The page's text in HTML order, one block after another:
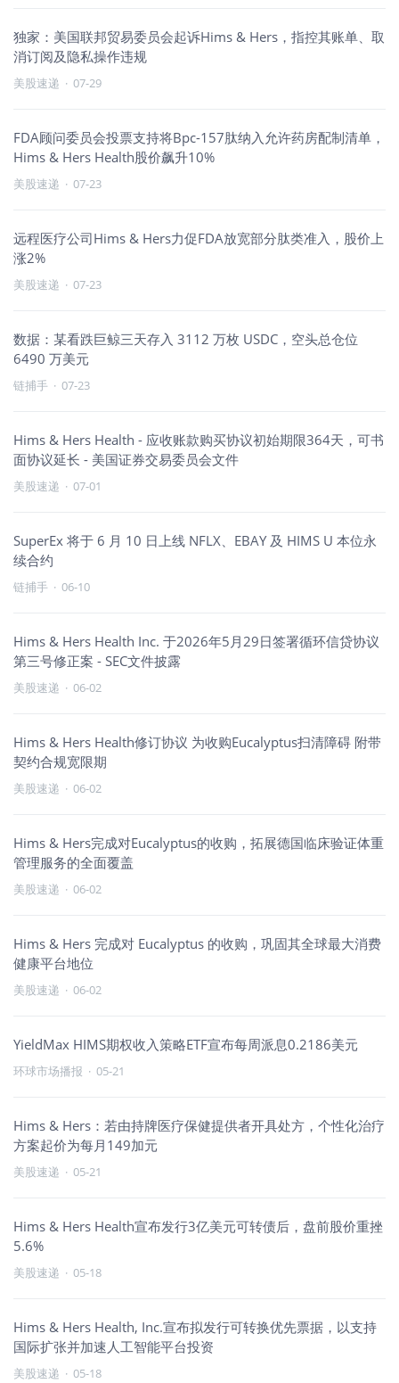
独家：美国联邦贸易委员会起诉Hims & Hers，指控其账单、取
消订阅及隐私操作违规
美股速递 · 07-29
FDA顾问委员会投票支持将Bpc-157肽纳入允许药房配制清单，
Hims & Hers Health股价飙升10%
美股速递 · 07-23
远程医疗公司Hims & Hers力促FDA放宽部分肽类准入，股价上
涨2%
美股速递 · 07-23
数据：某看跌巨鲸三天存入 3112 万枚 USDC，空头总仓位
6490 万美元
链捕手 · 07-23
Hims & Hers Health - 应收账款购买协议初始期限364天，可书
面协议延长 - 美国证券交易委员会文件
美股速递 · 07-01
SuperEx 将于 6 月 10 日上线 NFLX、EBAY 及 HIMS U 本位永
续合约
链捕手 · 06-10
Hims & Hers Health Inc. 于2026年5月29日签署循环信贷协议
第三号修正案 - SEC文件披露
美股速递 · 06-02
Hims & Hers Health修订协议 为收购Eucalyptus扫清障碍 附带
契约合规宽限期
美股速递 · 06-02
Hims & Hers完成对Eucalyptus的收购，拓展德国临床验证体重
管理服务的全面覆盖
美股速递 · 06-02
Hims & Hers 完成对 Eucalyptus 的收购，巩固其全球最大消费
健康平台地位
美股速递 · 06-02
YieldMax HIMS期权收入策略ETF宣布每周派息0.2186美元
环球市场播报 · 05-21
Hims & Hers：若由持牌医疗保健提供者开具处方，个性化治疗
方案起价为每月149加元
美股速递 · 05-21
Hims & Hers Health宣布发行3亿美元可转债后，盘前股价重挫
5.6%
美股速递 · 05-18
Hims & Hers Health, Inc.宣布拟发行可转换优先票据，以支持
国际扩张并加速人工智能平台投资
美股速递 · 05-18